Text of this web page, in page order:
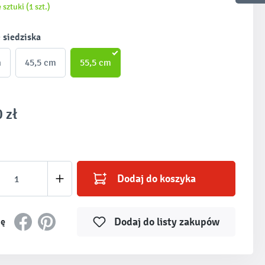
sztuki (1 szt.)
siedziska
45,5 cm 55,5 cm
zł
Wprowadź żądaną ilość lub użyj
Dodaj do koszyka
Dodaj do listy zakupów